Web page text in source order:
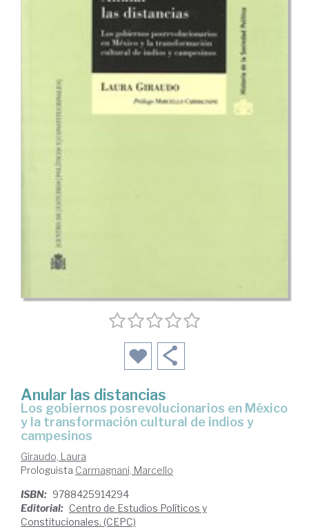
Anular las distancias
los gobiernos posrevolucionarios en México
y la transformación cultural de indios y
campesinos
Giraudo, Laura
Prologuista Carmagnani, Marcello
ISBN: 9788425914294
Editorial: Centro de Estudios Políticos y
Constitucionales. (CEPC)